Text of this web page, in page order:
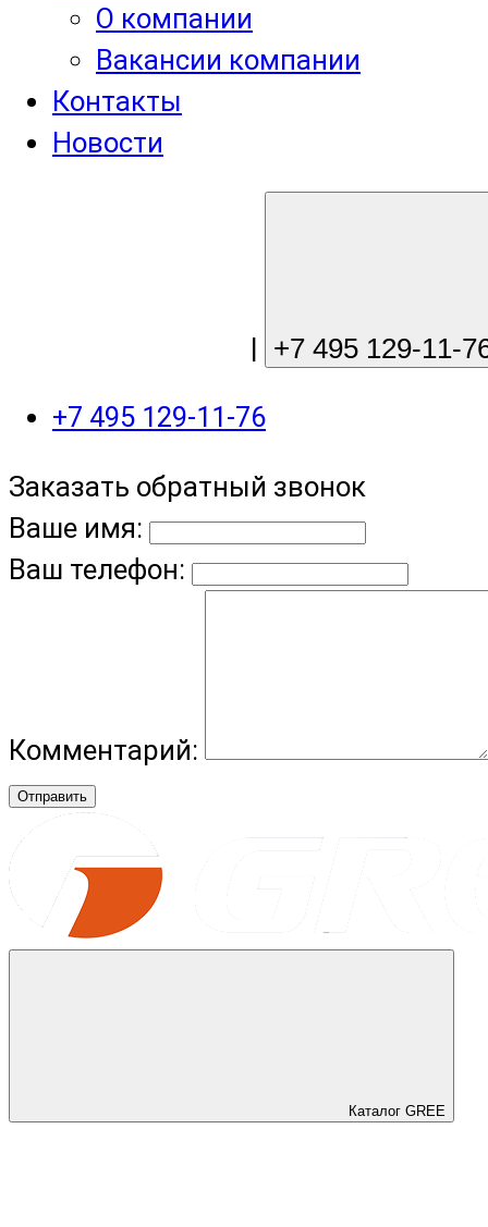
О компании
Вакансии компании
Контакты
Новости
| +7 495 129-11-
+7 495 129-11-76
Заказать обратный звонок
Ваше имя:
Ваш телефон:
Комментарий:
Отправить
Каталог GREE